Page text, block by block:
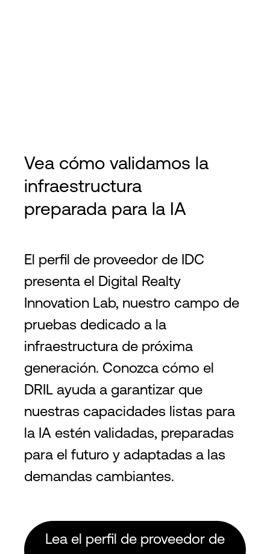
Vea cómo validamos la
infraestructura
preparada para la IA
El perfil de proveedor de IDC
presenta el Digital Realty
Innovation Lab, nuestro campo de
pruebas dedicado a la
infraestructura de próxima
generación. Conozca cómo el
DRIL ayuda a garantizar que
nuestras capacidades listas para
la IA estén validadas, preparadas
para el futuro y adaptadas a las
demandas cambiantes.
Lea el perfil de proveedor de